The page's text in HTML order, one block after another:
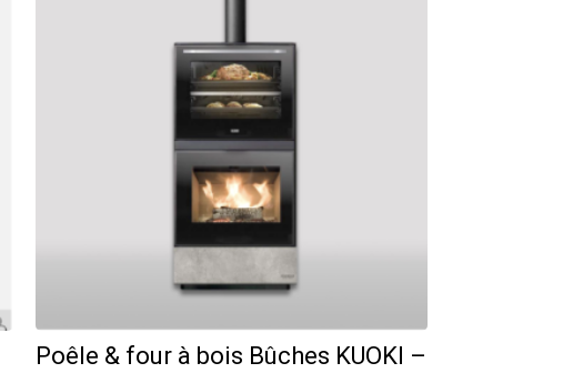
Poêle & four à bois Bûches KUOKI –